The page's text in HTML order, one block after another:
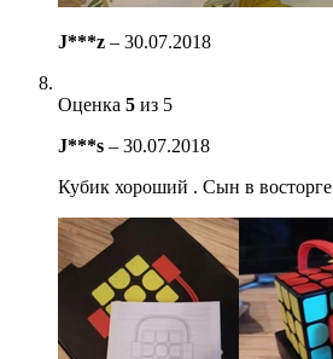
J***z – 30.07.2018
Оценка 5 из 5
J***s – 30.07.2018
Кубик хороший . Сын в восторге